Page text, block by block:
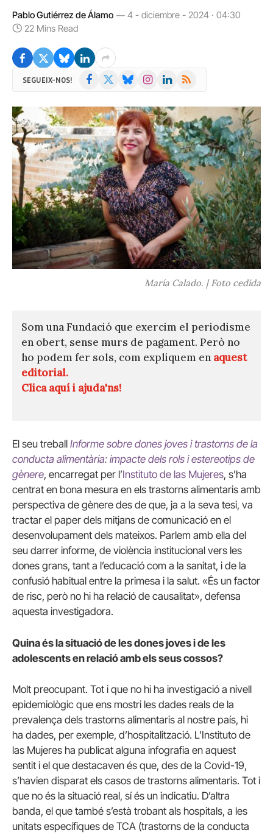
Pablo Gutiérrez de Álamo
4 - diciembre - 2024 · 04:30
22 Mins Read
SEGUEIX-NOS! Facebook BlueskyInstagramLinkedIn
RSS
María Calado. | Foto cedida
Som una Fundació que exercim el periodisme
en obert, sense murs de pagament. Però no
ho podem fer sols, com expliquem en aquest
editorial.
Clica aquí i ajuda'ns!
El seu treball Informe sobre dones joves i trastorns de la
conducta alimentària: impacte dels rols i estereotips de
gènere, encarregat per l’Instituto de las Mujeres, s’ha
centrat en bona mesura en els trastorns alimentaris amb
perspectiva de gènere des de que, ja a la seva tesi, va
tractar el paper dels mitjans de comunicació en el
desenvolupament dels mateixos. Parlem amb ella del
seu darrer informe, de violència institucional vers les
dones grans, tant a l’educació com a la sanitat, i de la
confusió habitual entre la primesa i la salut. «És un factor
de risc, però no hi ha relació de causalitat», defensa
aquesta investigadora.
Quina és la situació de les dones joves i de les
adolescents en relació amb els seus cossos?
Molt preocupant. Tot i que no hi ha investigació a nivell
epidemiològic que ens mostri les dades reals de la
prevalença dels trastorns alimentaris al nostre país, hi
ha dades, per exemple, d’hospitalització. L’Instituto de
las Mujeres ha publicat alguna infografia en aquest
sentit i el que destacaven és que, des de la Covid-19,
s’havien disparat els casos de trastorns alimentaris. Tot i
que no és la situació real, sí és un indicatiu. D’altra
banda, el que també s’està trobant als hospitals, a les
unitats específiques de TCA (trastorns de la conducta